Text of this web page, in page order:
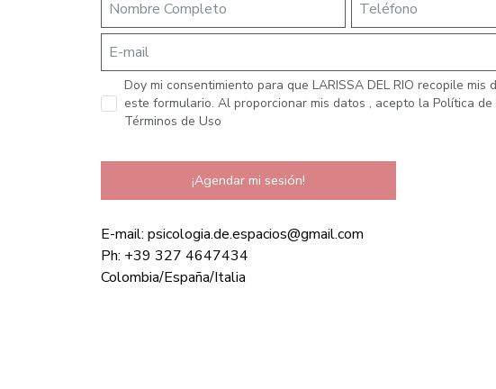
Doy mi consentimiento para que LARISSA DEL RIO recopile mis
este formulario. Al proporcionar mis datos , acepto la Política de
Términos de Uso
¡Agendar mi sesión!
E-mail: psicologia.de.espacios@gmail.com
Ph: +39 327 4647434
Colombia/España/Italia